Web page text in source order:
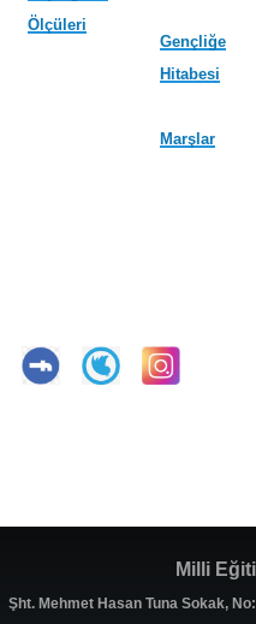
Ölçüleri
Gençliğe
Hitabesi
Marşlar
Milli
Şht. Mehmet Hasan Tuna Sokak,